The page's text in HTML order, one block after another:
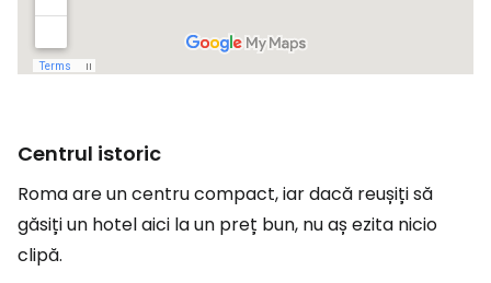
Centrul istoric
Roma are un centru compact, iar dacă reușiți să
găsiți un hotel aici la un preț bun, nu aș ezita nicio
clipă.